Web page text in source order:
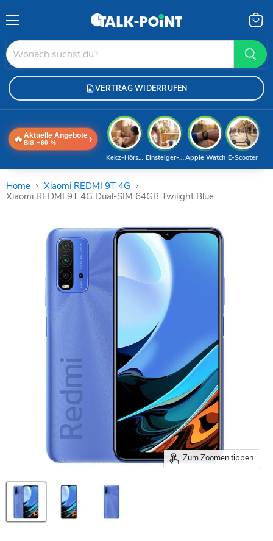
VERTRAG WIDERRUFEN
🔥 Aktuelle Angebote
BIS −60 % ›
E-Scooter
Apple Watch
Einsteiger-Handy
Kekz-Hörspiele
Home
Xiaomi REDMI 9T 4G
Xiaomi REDMI 9T 4G Dual-SIM 64GB Twilight Blue
Zum Zoomen tippen